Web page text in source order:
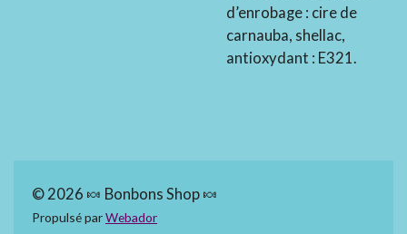
d’enrobage : cire de
carnauba, shellac,
antioxydant : E321.
© 2026 🍬 Bonbons Shop 🍬
Propulsé parWebador